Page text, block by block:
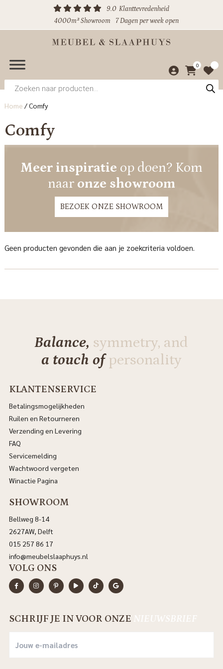
9.0 Klanttevredenheid
4000m² Showroom
7 Dagen per week open
0
Producten
zoeken
Home /Comfy
Comfy
Meer inspiratie op doen? Kom
naar onze showroom
BEZOEK ONZE SHOWROOM
Geen producten gevonden die aan je zoekcriteria voldoen.
Balance, symmetry, and
a touch ofpersonality
KLANTENSERVICE
Betalingsmogelijkheden
Ruilen en Retourneren
Verzending en Levering
FAQ
Servicemelding
Wachtwoord vergeten
Winactie Pagina
SHOWROOM
Bellweg 8-14
2627AW, Delft
015 257 86 17
info@meubelslaaphuys.nl
VOLG ONS
SCHRIJF JE IN VOOR ONZE NIEUWSBRIEF